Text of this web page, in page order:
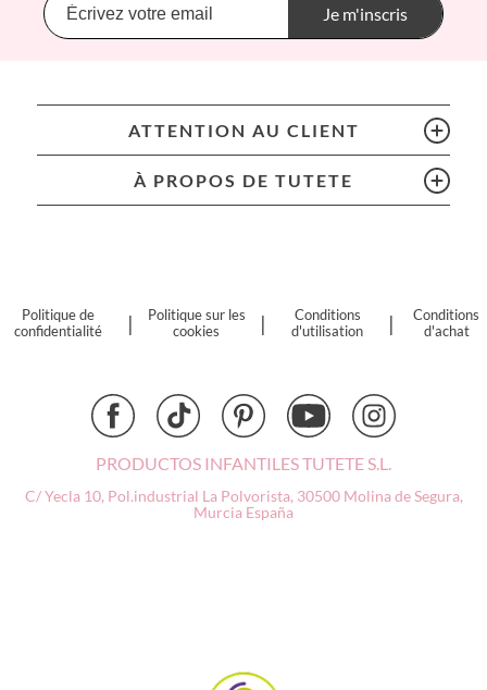
Banwood
BIBS
Djeco
Dock & Bay
Haba
Je m'inscris
ATTENTION AU CLIENT
À PROPOS DE TUTETE
Politique de
confidentialité
|
Politique sur les
cookies
|
Conditions
d'utilisation
|
Conditions
d'achat
PRODUCTOS INFANTILES TUTETE S.L.
C/ Yecla 10, Pol.industrial La Polvorista, 30500 Molina de Segura,
Murcia España